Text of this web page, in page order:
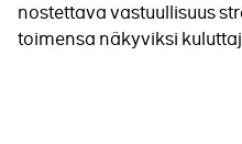
nostettava vastuullisuus
toimensa näkyviksi